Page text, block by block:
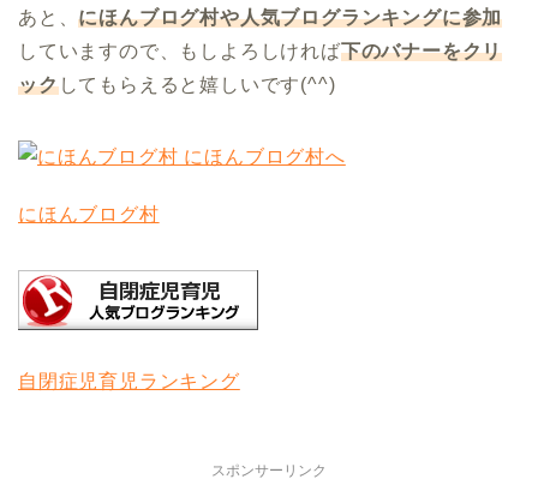
あと、にほんブログ村や人気ブログランキングに参加
していますので、もしよろしければ下のバナーをクリ
ックしてもらえると嬉しいです(^^)
にほんブログ村
自閉症児育児ランキング
スポンサーリンク